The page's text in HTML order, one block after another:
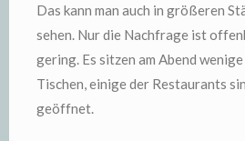
Das kann man auch in größeren
sehen. Nur die Nachfrage ist
gering. Es sitzen am Abend
Tischen, einige der Restaurants
geöffnet.